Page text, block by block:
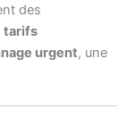
des
tarifs
urgent, une